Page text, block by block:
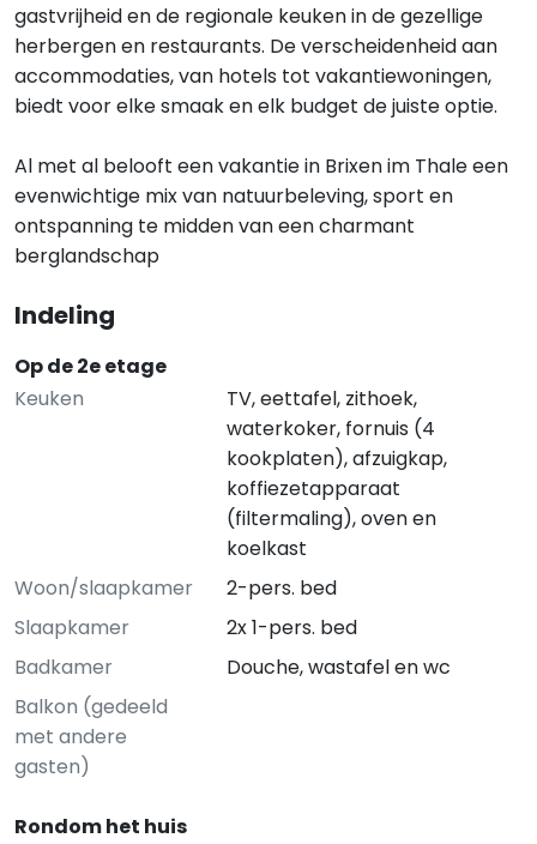
gastvrijheid en de regionale keuken in de gezellige
herbergen en restaurants. De verscheidenheid aan
accommodaties, van hotels tot vakantiewoningen,
biedt voor elke smaak en elk budget de juiste optie.
Al met al belooft een vakantie in Brixen im Thale een
evenwichtige mix van natuurbeleving, sport en
ontspanning te midden van een charmant
berglandschap
Indeling
Op de 2e etage
Keuken
TV, eettafel, zithoek,
waterkoker, fornuis (4
kookplaten), afzuigkap,
koffiezetapparaat
(filtermaling), oven en
koelkast
Woon/slaapkamer
2-pers. bed
Slaapkamer
2x 1-pers. bed
Badkamer
Douche, wastafel en wc
Balkon (gedeeld
met andere
gasten)
Rondom het huis